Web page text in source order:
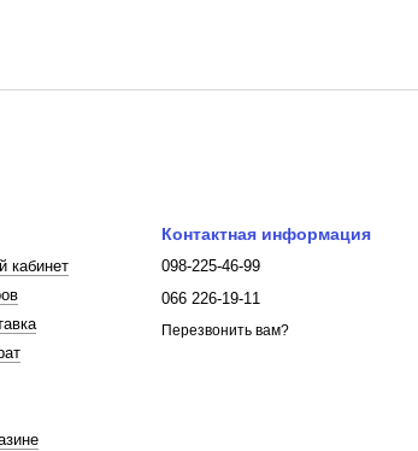
кабинет
Контактная информация
098-225-46-99
066 226-19-11
Перезвонить вам?